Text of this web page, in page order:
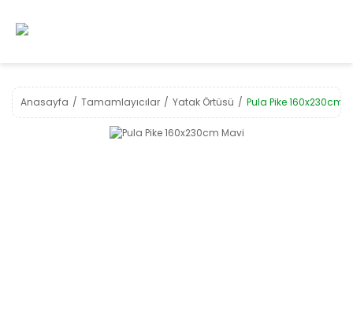
Anasayfa Tamamlayıcılar Yatak Örtüsü Pula Pike 160x230cm